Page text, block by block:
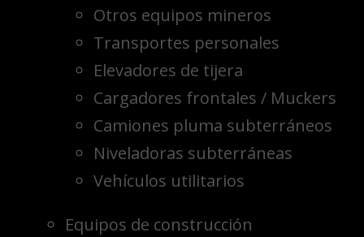
Otros equipos mineros
Transportes personales
Elevadores de tijera
Cargadores frontales / Muckers
Camiones pluma subterráneos
Niveladoras subterráneas
Vehículos utilitarios
Equipos de construcción